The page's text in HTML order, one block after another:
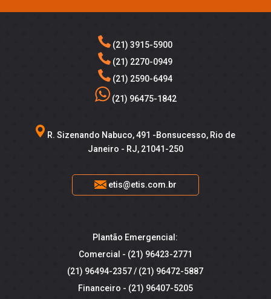
(21) 3915-5900
(21) 2270-0949
(21) 2590-6494
(21) 96475-1842
R. Sizenando Nabuco, 491 -Bonsucesso, Rio de
Janeiro - RJ, 21041-250
etis@etis.com.br
Plantão Emergencial:
Comercial - (21) 96423-2771
(21) 96494-2357/ (21) 96472-5887
Financeiro - (21) 96407-5205